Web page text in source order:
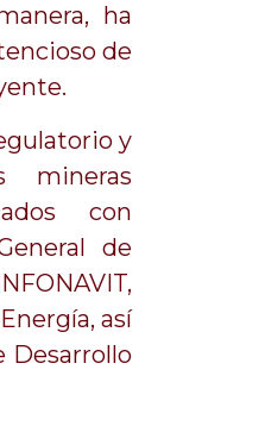
ha
de
y
mineras
con
de
así
Desarrollo